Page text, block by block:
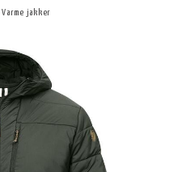
Varme jakker